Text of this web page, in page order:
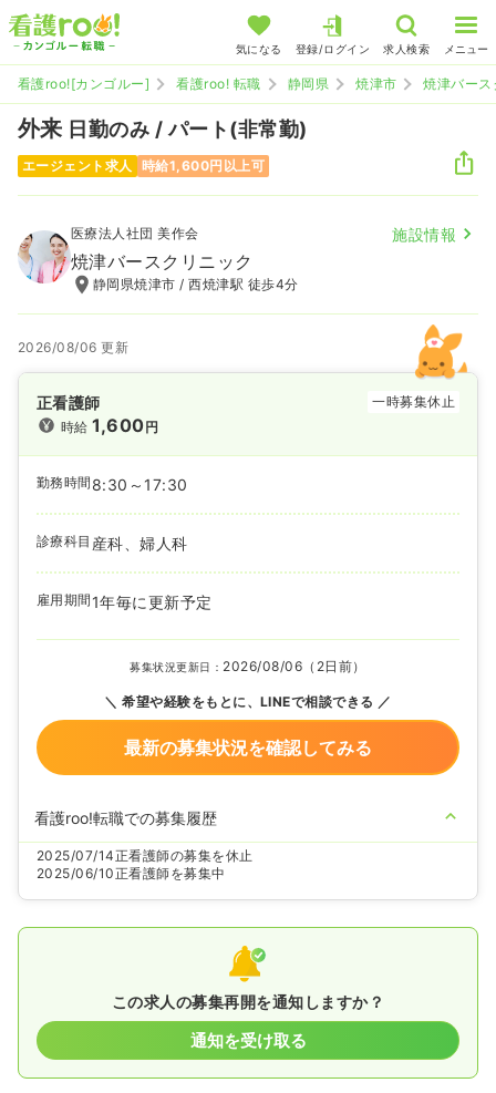
気になる 登録/ログイン 求人検索 メニュー
看護roo![カンゴルー] 看護roo! 転職 静岡県 焼津市 焼津バー
外来 日勤のみ / パート(非常勤)
エージェント求人 時給1,600円以上可
医療法人社団 美作会 施設情報
焼津バースクリニック
静岡県焼津市 / 西焼津駅 徒歩4分
2026/08/06 更新
正看護師
一時募集休止
時給1,600円
勤務時間 8:30～17:30
診療科目 産科、婦人科
雇用期間 1年毎に更新予定
募集状況更新日： 2026/08/06（2日前）
希望や経験をもとに、LINEで相談できる
最新の募集状況を確認してみる
看護roo!転職での募集履歴
2025/07/14正看護師の募集を休止
2025/06/10正看護師を募集中
この求人の募集再開を通知しますか？
通知を受け取る